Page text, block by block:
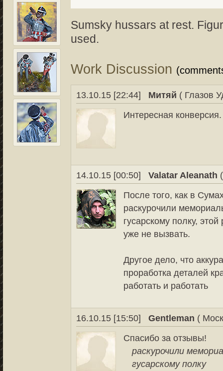
Sumsky hussars at rest.
used.
Work Discussion
13.10.15 [22:44] Митяй ( Глазов
Интересная конверсия.
14.10.15 [00:50] Valatar Aleanath
После того, как в
раскурочили
гусарскому полку,
уже не вызвать.
Другое дело, что
проработка деталей
работать и работать
16.10.15 [15:50] Gentleman (
Спасибо за отзывы!
раскурочили
гусарскому полку